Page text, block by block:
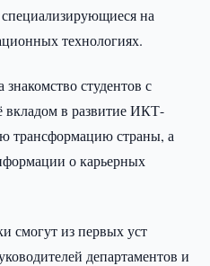
на
технологиях.
студентов с
вкладом в развитие ИКТ-
трансформацию страны, а
о карьерных
смогут из первых уст
департаментов и